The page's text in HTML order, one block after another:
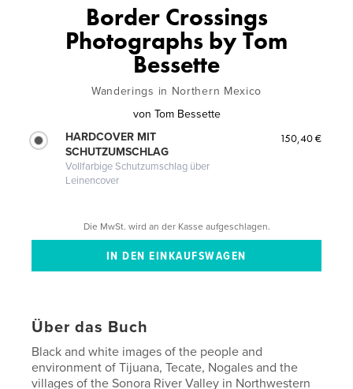
Border Crossings
Photographs by Tom
Bessette
Wanderings in Northern Mexico
von Tom Bessette
HARDCOVER MIT
SCHUTZUMSCHLAG
Vollfarbige Schutzumschlag über
Leinencover
150,40 €
Die MwSt. wird an der Kasse aufgeschlagen.
Über das Buch
Black and white images of the people and
environment of Tijuana, Tecate, Nogales and the
villages of the Sonora River Valley in Northwestern